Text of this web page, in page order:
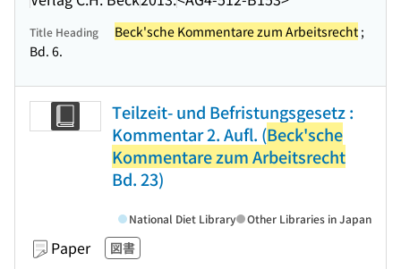
Title Heading Beck'sche Kommentare zum Arbeitsrecht ;
Bd. 6.
Teilzeit- und Befristungsgesetz :
Kommentar 2. Aufl. (Beck'sche
Kommentare zum Arbeitsrecht
Bd. 23)
Paper 図書
National Diet Library Other Libraries in Japan